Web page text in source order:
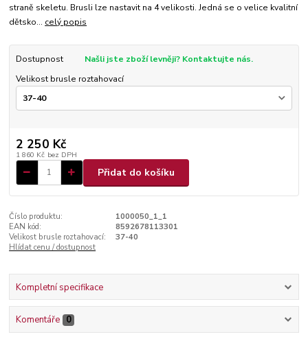
straně skeletu. Brusli lze nastavit na 4 velikosti. Jedná se o velice kvalitní
dětsko... celý popis
Dostupnost
Našli jste zboží levněji? Kontaktujte nás.
Velikost brusle roztahovací
2 250 Kč
1 860 Kč bez DPH
Přidat do košíku
Číslo produktu:
1000050_1_1
EAN kód:
8592678113301
Velikost brusle roztahovací:
37-40
Hlídat cenu / dostupnost
Kompletní specifikace
Komentáře 0